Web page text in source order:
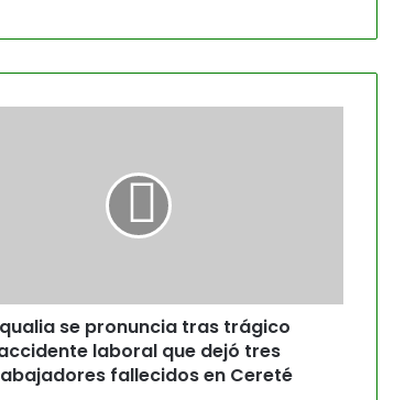
se pronuncia tras trágico
laboral que dejó tres
fallecidos en Cereté